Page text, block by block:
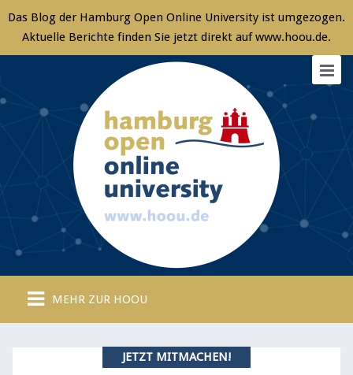
MEHR ZUR HOOU
JETZT MITMACHEN!